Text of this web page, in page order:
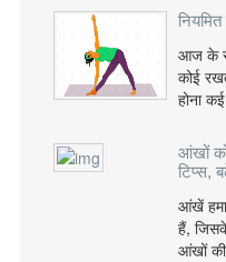
आज के
कोई
होना
आंखों
टिप्स,
आंखें
हैं,
आंखों